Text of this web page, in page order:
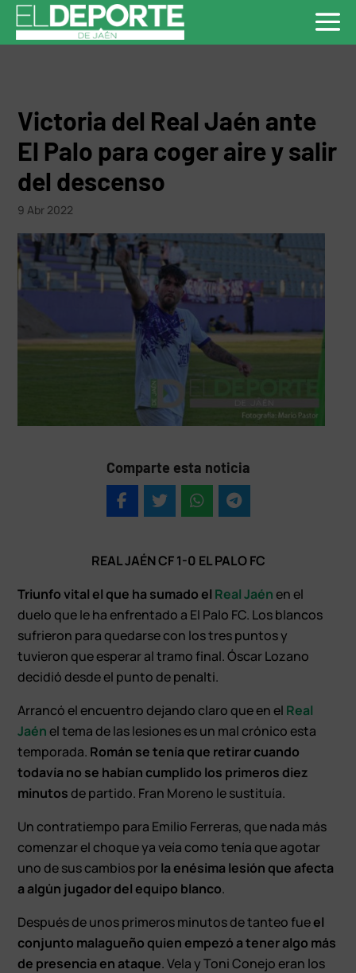
Victoria del Real Jaén ante
El Palo para coger aire y salir
del descenso
9 Abr 2022
Comparte esta noticia
REAL JAÉN CF 1-0 EL PALO FC
Triunfo vital el que ha sumado el Real Jaénen el
duelo que le ha enfrentado a El Palo FC. Los blancos
sufrieron para quedarse con los tres puntos y
tuvieron que esperar al tramo final. Óscar Lozano
decidió desde el punto de penalti.
Arrancó el encuentro dejando claro que en el Real
Jaénel tema de las lesiones es un mal crónico esta
temporada. Román se tenía que retirar cuando
todavía no se habían cumplido los primeros diez
minutosde partido. Fran Moreno le sustituía.
Un contratiempo para Emilio Ferreras, que nada más
comenzar el choque ya veía como tenía que agotar
uno de sus cambios porla enésima lesión que afecta
a algún jugador del equipo blanco.
Después de unos primeros minutos de tanteo fueel
conjunto malagueño quien empezó a tener algo más
de presencia en ataque. Vela y Toni Conejo eran los